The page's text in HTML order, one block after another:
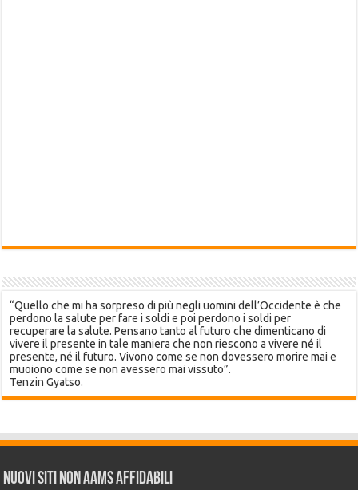
“Quello che mi ha sorpreso di più negli uomini dell’Occidente è che
perdono la salute per fare i soldi e poi perdono i soldi per
recuperare la salute. Pensano tanto al futuro che dimenticano di
vivere il presente in tale maniera che non riescono a vivere né il
presente, né il futuro. Vivono come se non dovessero morire mai e
muoiono come se non avessero mai vissuto”.
Tenzin Gyatso.
Nuovi siti non AAMS affidabili